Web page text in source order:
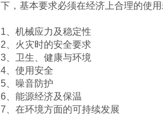
下，基本要求必须在经济上合理的使
1、机械应力及稳定性
2、火灾时的安全要求
3、卫生、健康与环境
4、使用安全
5、噪音防护
6、能源经济及保温
7、在环境方面的可持续发展